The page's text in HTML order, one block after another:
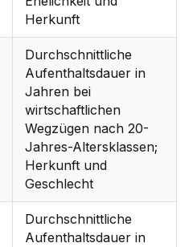
Herkunft
Durchschnittliche
Aufenthaltsdauer in
Jahren bei
wirtschaftlichen
Wegzügen nach 20-
Jahres-Altersklassen;
Herkunft und
Geschlecht
Durchschnittliche
Aufenthaltsdauer in